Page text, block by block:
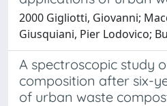
2000 Gigliotti, Giovanni;
Giusquiani, Pier Lodovico;
A spectroscopic study
composition after six-
of urban waste